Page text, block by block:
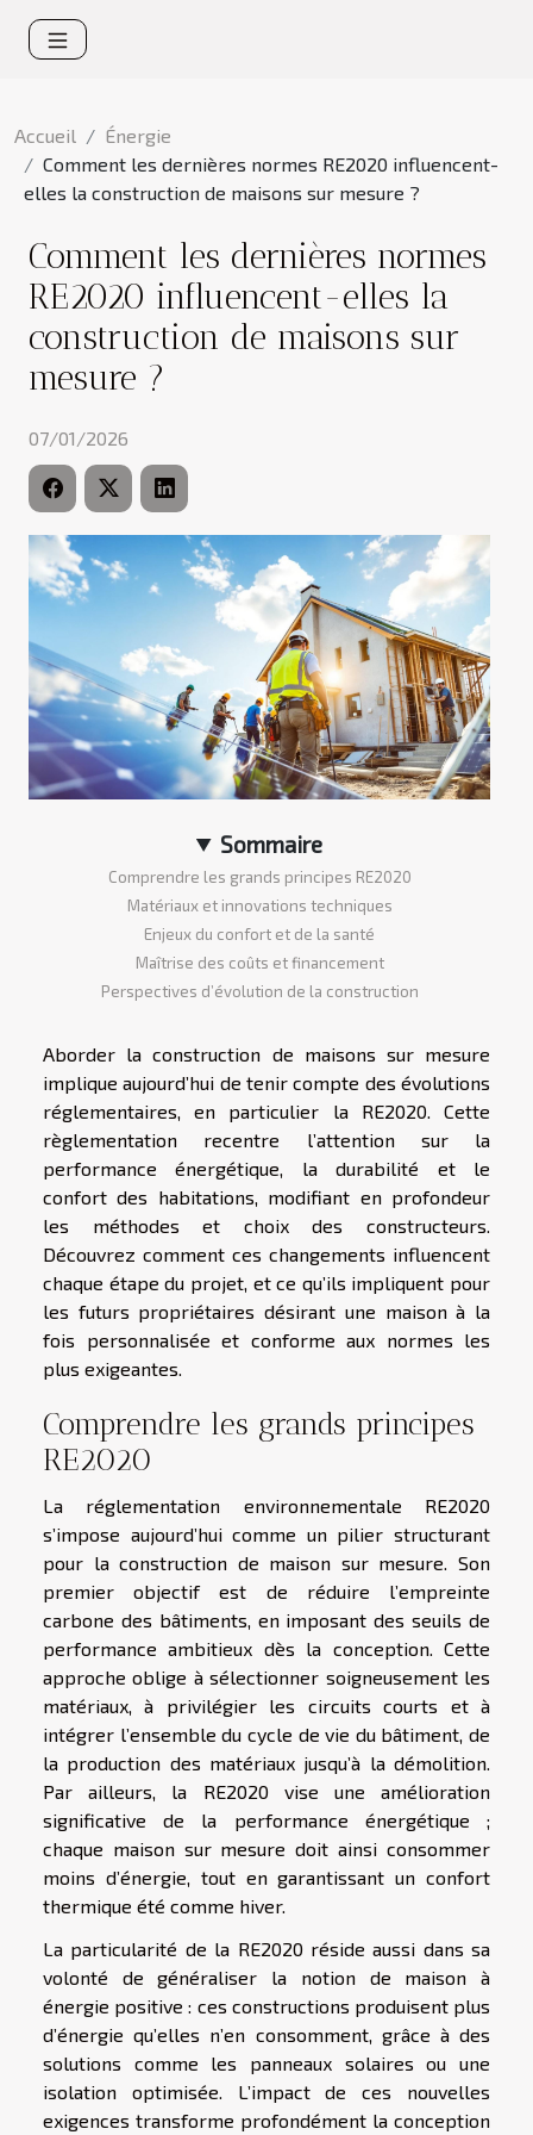
Accueil
Énergie
Comment les dernières normes RE2020 influencent-
elles la construction de maisons sur mesure ?
Comment les dernières normes
RE2020 influencent-elles la
construction de maisons sur
mesure ?
07/01/2026
Sommaire
Comprendre les grands principes RE2020
Matériaux et innovations techniques
Enjeux du confort et de la santé
Maîtrise des coûts et financement
Perspectives d’évolution de la construction
Aborder la construction de maisons sur mesure
implique aujourd’hui de tenir compte des évolutions
réglementaires, en particulier la RE2020. Cette
règlementation recentre l’attention sur la
performance énergétique, la durabilité et le
confort des habitations, modifiant en profondeur
les méthodes et choix des constructeurs.
Découvrez comment ces changements influencent
chaque étape du projet, et ce qu’ils impliquent pour
les futurs propriétaires désirant une maison à la
fois personnalisée et conforme aux normes les
plus exigeantes.
Comprendre les grands principes
RE2020
La réglementation environnementale RE2020
s’impose aujourd’hui comme un pilier structurant
pour la construction de maison sur mesure. Son
premier objectif est de réduire l’empreinte
carbone des bâtiments, en imposant des seuils de
performance ambitieux dès la conception. Cette
approche oblige à sélectionner soigneusement les
matériaux, à privilégier les circuits courts et à
intégrer l’ensemble du cycle de vie du bâtiment, de
la production des matériaux jusqu’à la démolition.
Par ailleurs, la RE2020 vise une amélioration
significative de la performance énergétique ;
chaque maison sur mesure doit ainsi consommer
moins d’énergie, tout en garantissant un confort
thermique été comme hiver.
La particularité de la RE2020 réside aussi dans sa
volonté de généraliser la notion de maison à
énergie positive : ces constructions produisent plus
d’énergie qu’elles n’en consomment, grâce à des
solutions comme les panneaux solaires ou une
isolation optimisée. L’impact de ces nouvelles
exigences transforme profondément la conception